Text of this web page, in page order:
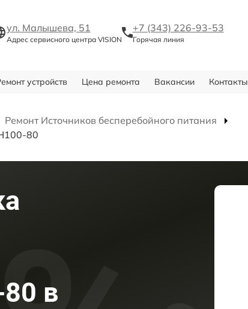
ул. Малышева, 51
Адрес сервисного центра VISION
+7 (343) 226-93-53
Горячая линия
устройств Цена ремонта Вакансии Контакты
Ремонт Источников бесперебойного питания
80
в